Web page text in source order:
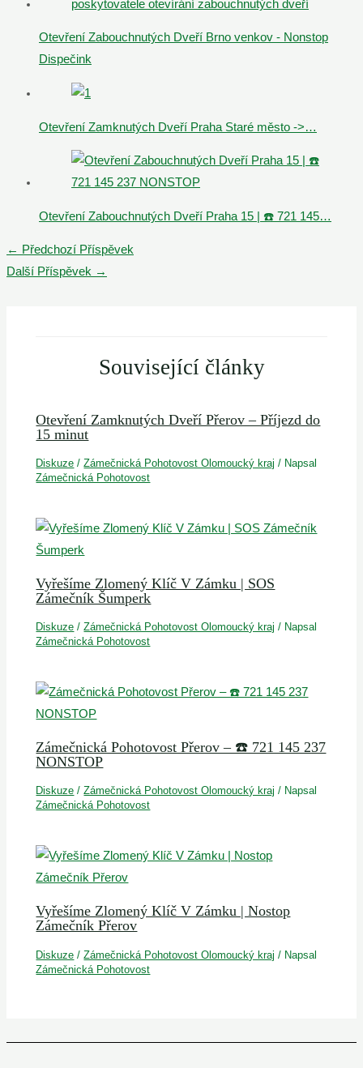
Otevření Zabouchnutých Dveří Brno venkov - Nonstop
Dispečink
Otevření Zamknutých Dveří Praha Staré město ->…
Otevření Zabouchnutých Dveří Praha 15 | ☎️ 721 145…
Post
navigation
← Předchozí Příspěvek
Další Příspěvek →
Související články
Otevření Zamknutých Dveří Přerov – Příjezd do
15 minut
Diskuze /Zámečnická Pohotovost Olomoucký kraj / Napsal
Zámečnická Pohotovost
Vyřešíme Zlomený Klíč V Zámku | SOS
Zámečník Šumperk
Diskuze /Zámečnická Pohotovost Olomoucký kraj / Napsal
Zámečnická Pohotovost
Zámečnická Pohotovost Přerov – ☎️ 721 145 237
NONSTOP
Diskuze /Zámečnická Pohotovost Olomoucký kraj / Napsal
Zámečnická Pohotovost
Vyřešíme Zlomený Klíč V Zámku | Nostop
Zámečník Přerov
Diskuze /Zámečnická Pohotovost Olomoucký kraj / Napsal
Zámečnická Pohotovost